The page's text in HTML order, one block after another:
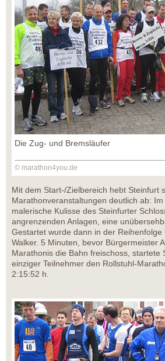
Die Zug- und Bremsläufer
© marathon4you.de
Mit dem Start-/Zielbereich hebt Steinfurt
Marathonveranstaltungen deutlich ab:
malerische Kulisse des Steinfurter
angrenzenden Anlagen, eine
Gestartet wurde dann in der Reihenfolge
Walker. 5 Minuten, bevor Bürgermeister
Marathonis die Bahn freischoss, startete
einziger Teilnehmer den Rollstuhl-
2:15:52 h.